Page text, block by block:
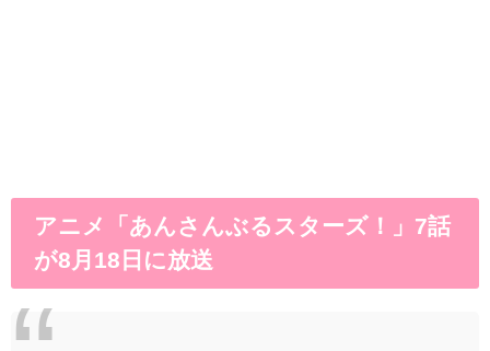
アニメ「あんさんぶるスターズ！」7話
が8月18日に放送